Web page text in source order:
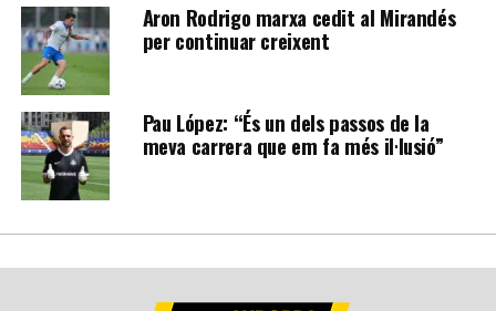
Aron Rodrigo marxa cedit al Mirandés
per continuar creixent
Pau López: “És un dels passos de la
meva carrera que em fa més il·lusió”